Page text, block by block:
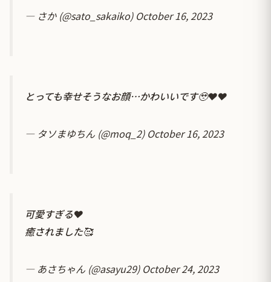
— さか (@sato_sakaiko) October 16, 2023
とっても幸せそうなお顔…かわいいです🥹❤️❤️
— タソまゆちん (@moq_2) October 16, 2023
可愛すぎる❤️
癒されました🥰
— あさちゃん (@asayu29) October 24, 2023